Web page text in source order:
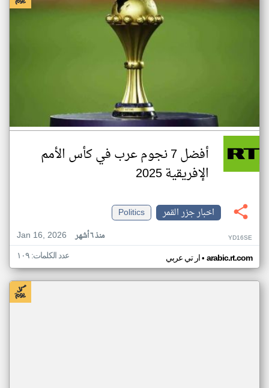
أفضل 7 نجوم عرب في كأس الأمم
الإفريقية 2025
اخبار جزر القمر
Politics
Jan 16, 2026
منذ ٦ أشهر YD16SE
ار تي عربي• arabic.rt.com عدد الكلمات: ١٠٩